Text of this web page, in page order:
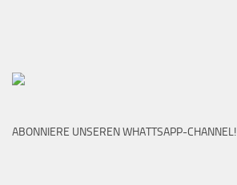
ABONNIERE UNSEREN WHATTSAPP-CHANNEL!